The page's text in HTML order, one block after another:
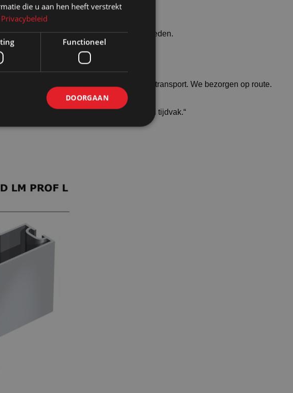
het volume kunnen wij transport aanbieden.
en halen op bij huurorders met ons eigen transport. We bezorgen op route.
meerprijs bij het op wens bezorgen in een tijdvak.“
die u aan hen heeft verstrekt
Privacybeleid
Functioneel
DOORGAAN